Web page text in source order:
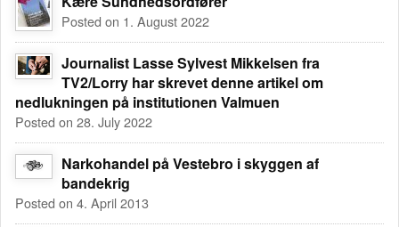
Posted on 1. August 2022
Journalist Lasse Sylvest Mikkelsen fra
TV2/Lorry har skrevet denne artikel om
nedlukningen på institutionen Valmuen
Posted on 28. July 2022
Narkohandel på Vestebro i skyggen af
bandekrig
Posted on 4. April 2013